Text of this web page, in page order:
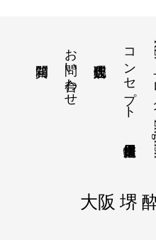
コンセプト
お問い合わせ
大阪 堺